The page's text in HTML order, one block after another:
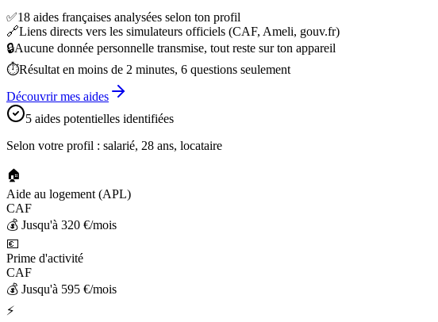
✅18 aides françaises analysées selon ton profil
🔗Liens directs vers les simulateurs officiels (CAF, Ameli, gouv.fr)
🔒Aucune donnée personnelle transmise, tout reste sur ton appareil
⏱️Résultat en moins de 2 minutes, 6 questions seulement
Découvrir mes aides
5 aides potentielles identifiées
Selon votre profil : salarié, 28 ans, locataire
🏠
Aide au logement (APL)
CAF
💰 Jusqu'à 320 €/mois
💶
Prime d'activité
CAF
💰 Jusqu'à 595 €/mois
⚡